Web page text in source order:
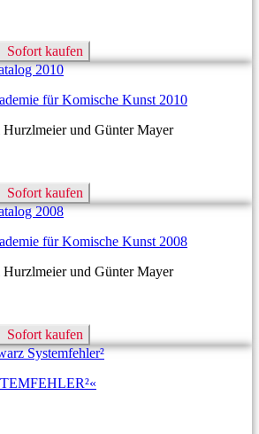
Sofort kaufen
für Komische Kunst 2010
und Günter Mayer
Sofort kaufen
für Komische Kunst 2008
und Günter Mayer
Sofort kaufen